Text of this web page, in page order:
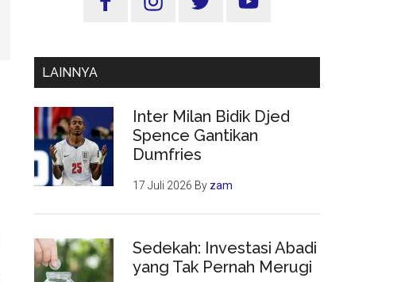
Utama
LAINNYA
Inter Milan Bidik Djed
Spence Gantikan
Dumfries
17 Juli 2026 By zam
Sedekah: Investasi Abadi
yang Tak Pernah Merugi